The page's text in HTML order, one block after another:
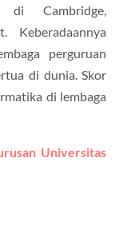
di Cambridge,
Keberadaannya
perguruan
di dunia. Skor
di lembaga
Universitas